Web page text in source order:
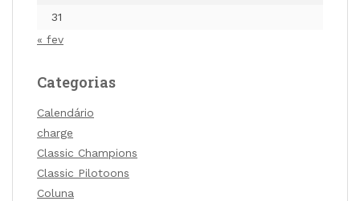
31
« fev
Categorias
Calendário
charge
Classic Champions
Classic Pilotoons
Coluna